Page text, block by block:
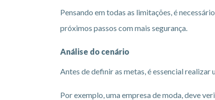
Pensando em todas as limitações, é
próximos passos com mais segurança.
Análise do cenário
Antes de definir as metas, é essencial
Por exemplo, uma empresa de moda, deve